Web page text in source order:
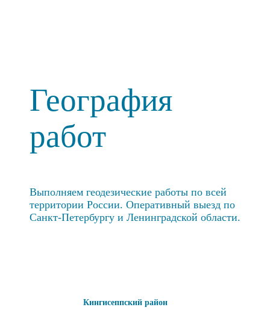
География
работ
Выполняем геодезические работы по всей
территории России. Оперативный выезд по
Санкт-Петербургу и Ленинградской области.
Кингисеппский район